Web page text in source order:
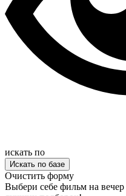
искать по
Очистить форму
Выбери себе фильм на вечер